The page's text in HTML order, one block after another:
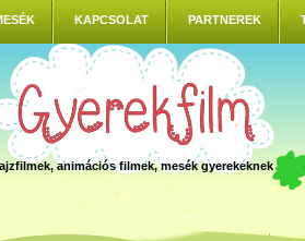
KAPCSOLAT PARTNEREK
animációs filmek, mesék gyerekeknek